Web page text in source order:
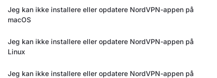
Jeg kan ikke installere eller opdatere NordVPN-appen på
macOS
Jeg kan ikke installere eller opdatere NordVPN-appen på
Linux
Jeg kan ikke installere eller opdatere NordVPN-appen på